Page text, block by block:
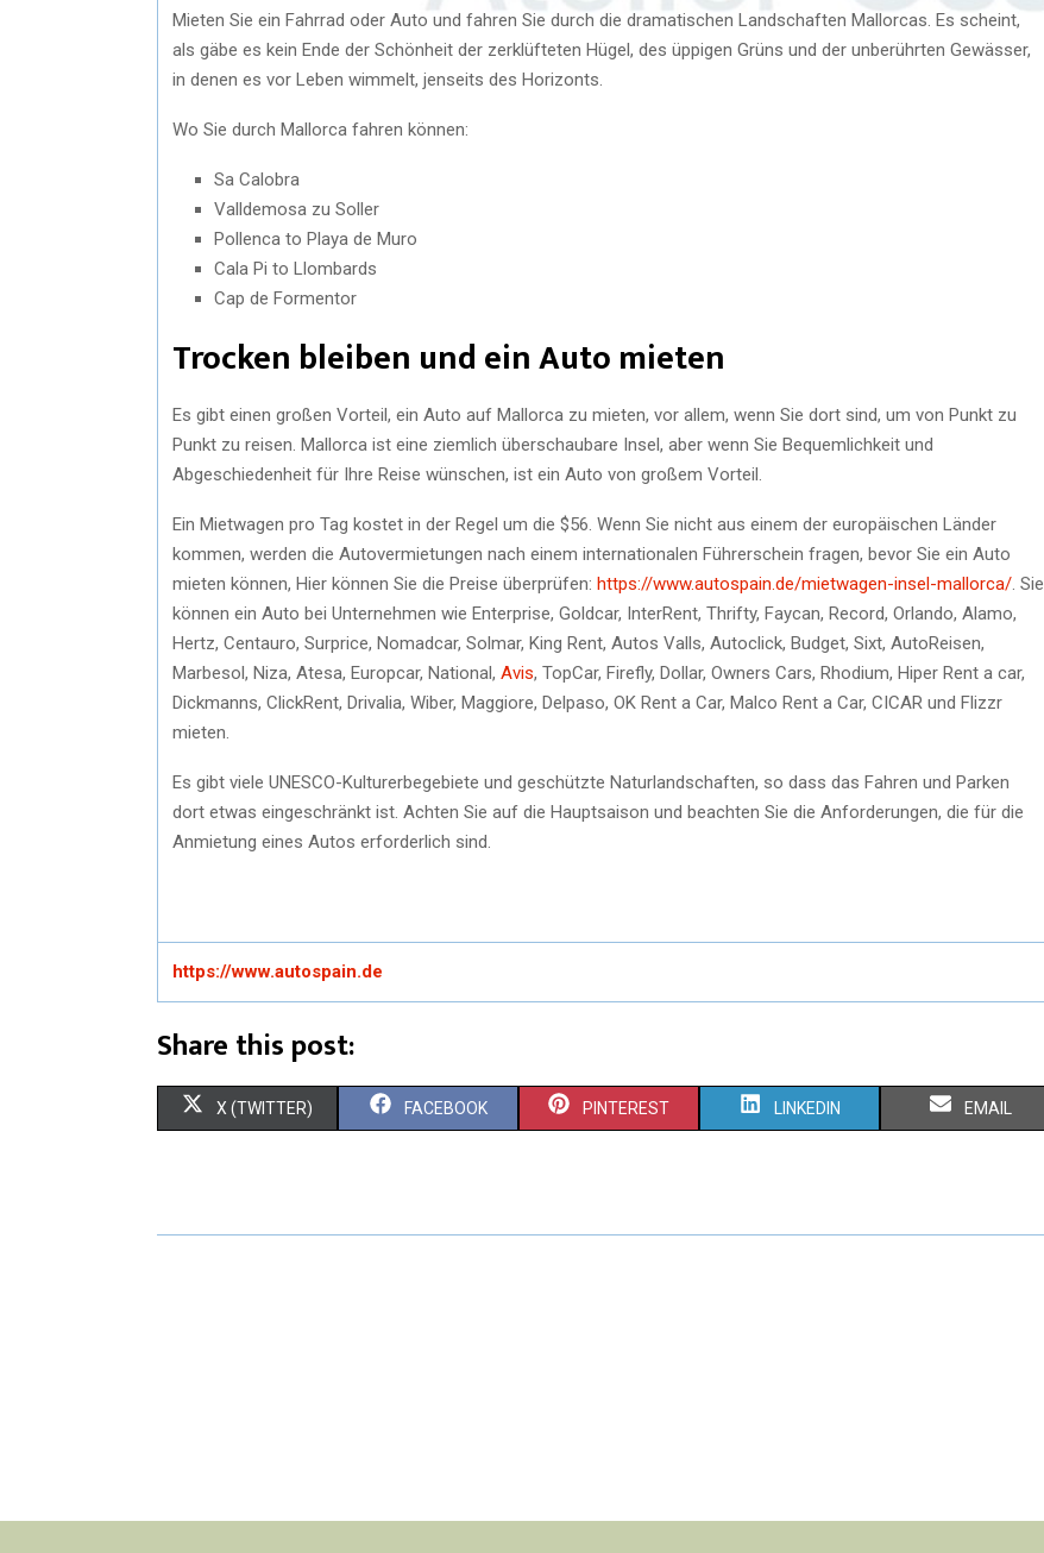
Mieten Sie ein Fahrrad oder Auto und fahren Sie durch die dramatischen Landschaften Mallorcas. Es scheint,
als gäbe es kein Ende der Schönheit der zerklüfteten Hügel, des üppigen Grüns und der unberührten Gewässer,
in denen es vor Leben wimmelt, jenseits des Horizonts.
Wo Sie durch Mallorca fahren können:
Sa Calobra
Valldemosa zu Soller
Pollenca to Playa de Muro
Cala Pi to Llombards
Cap de Formentor
Trocken bleiben und ein Auto mieten
Es gibt einen großen Vorteil, ein Auto auf Mallorca zu mieten, vor allem, wenn Sie dort sind, um von Punkt zu
Punkt zu reisen. Mallorca ist eine ziemlich überschaubare Insel, aber wenn Sie Bequemlichkeit und
Abgeschiedenheit für Ihre Reise wünschen, ist ein Auto von großem Vorteil.
Ein Mietwagen pro Tag kostet in der Regel um die $56. Wenn Sie nicht aus einem der europäischen Länder
kommen, werden die Autovermietungen nach einem internationalen Führerschein fragen, bevor Sie ein Auto
mieten können, Hier können Sie die Preise überprüfen: https://www.autospain.de/mietwagen-insel-mallorca/ . Sie
können ein Auto bei Unternehmen wie Enterprise, Goldcar, InterRent, Thrifty, Faycan, Record, Orlando, Alamo,
Hertz, Centauro, Surprice, Nomadcar, Solmar, King Rent, Autos Valls, Autoclick, Budget, Sixt, AutoReisen,
Marbesol, Niza, Atesa, Europcar, National, Avis, TopCar, Firefly, Dollar, Owners Cars, Rhodium, Hiper Rent a car,
Dickmanns, ClickRent, Drivalia, Wiber, Maggiore, Delpaso, OK Rent a Car, Malco Rent a Car, CICAR und Flizzr
mieten.
Es gibt viele UNESCO-Kulturerbegebiete und geschützte Naturlandschaften, so dass das Fahren und Parken
dort etwas eingeschränkt ist. Achten Sie auf die Hauptsaison und beachten Sie die Anforderungen, die für die
Anmietung eines Autos erforderlich sind.
https://www.autospain.de
Share this post:
X (TWITTER) FACEBOOK PINTEREST LINKEDIN EMAIL